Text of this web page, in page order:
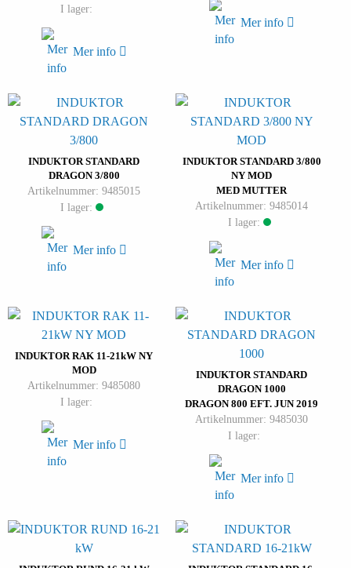
I lager:
Mer info
Mer info
INDUKTOR STANDARD
DRAGON 3/800
Artikelnummer: 9485015
I lager:
Mer info
INDUKTOR STANDARD 3/800
NY MOD
MED MUTTER
Artikelnummer: 9485014
I lager:
Mer info
INDUKTOR RAK 11-21kW NY
MOD
Artikelnummer: 9485080
I lager:
Mer info
INDUKTOR STANDARD
DRAGON 1000
DRAGON 800 EFT. JUN 2019
Artikelnummer: 9485030
I lager:
Mer info